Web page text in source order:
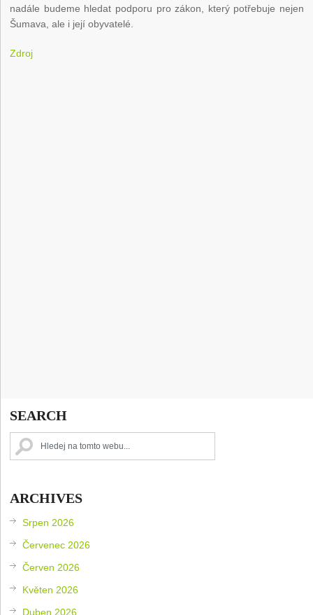
nadále budeme hledat podporu pro zákon, který potřebuje nejen
Šumava, ale i její obyvatelé.
Zdroj
SEARCH
ARCHIVES
Srpen 2026
Červenec 2026
Červen 2026
Květen 2026
Duben 2026